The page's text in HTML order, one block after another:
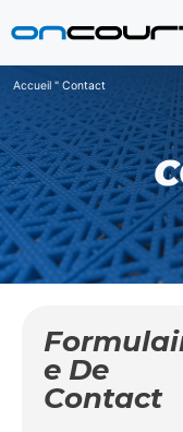
au
Accueil " Contact
E De
Contact